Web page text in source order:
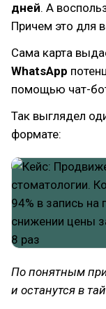
дней. А
Причем это для
Сама карта
WhatsApp
помощью чат-
Так выглядел
формате:
По понятным
и останутся в